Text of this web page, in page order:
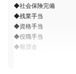
◆社会保険完備
◆残業手当
◆資格手当
◆役職手当
◆報奨金